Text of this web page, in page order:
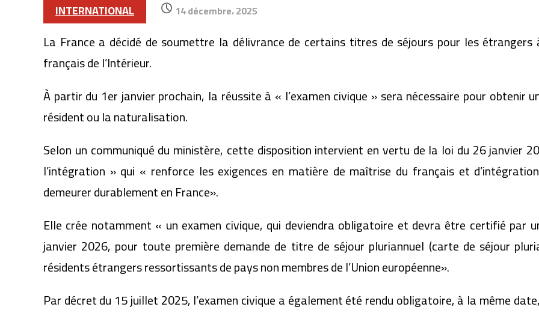
INTERNATIONAL 14 décembre، 2025
La France a décidé de soumettre la délivrance de certains titres de séjours pour les
français de l’Intérieur.
À partir du 1er janvier prochain, la réussite à « l’examen civique » sera nécessaire pour obtenir
résident ou la naturalisation.
Selon un communiqué du ministère, cette disposition intervient en vertu de la loi du 26 janvier
l’intégration » qui « renforce les exigences en matière de maîtrise du français et
demeurer durablement en France».
Elle crée notamment « un examen civique, qui deviendra obligatoire et devra être certifié
janvier 2026, pour toute première demande de titre de séjour pluriannuel (carte de séjour
résidents étrangers ressortissants de pays non membres de l’Union européenne».
Par décret du 15 juillet 2025, l’examen civique a également été rendu obligatoire, à la même